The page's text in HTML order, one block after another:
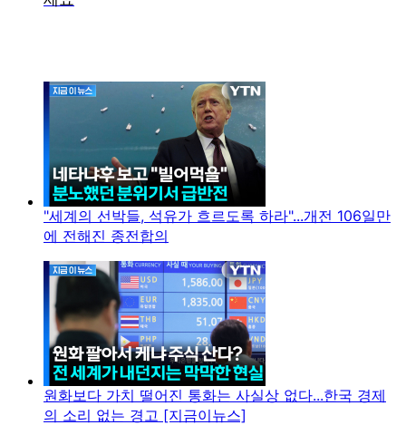
"세계의 선박들, 석유가 흐르도록 하라"...개전 106일만
에 전해진 종전합의
원화보다 가치 떨어진 통화는 사실상 없다...한국 경제
의 소리 없는 경고 [지금이뉴스]